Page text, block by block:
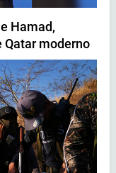
Hamad,
moderno